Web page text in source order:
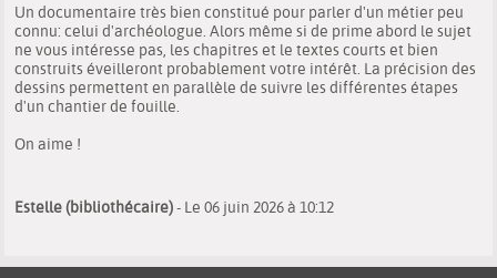
Un documentaire très bien constitué pour parler d'un métier peu
connu: celui d'archéologue. Alors même si de prime abord le sujet
ne vous intéresse pas, les chapitres et le textes courts et bien
construits éveilleront probablement votre intérêt. La précision des
dessins permettent en parallèle de suivre les différentes étapes
d'un chantier de fouille.
On aime !
Estelle (bibliothécaire)- Le 06 juin 2026 à 10:12